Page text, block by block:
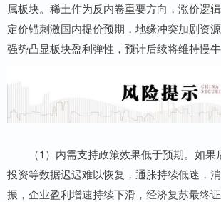
属板块。稀土作为反内卷重要方向，涨价逻
定价锚刺激国内提价预期，地缘冲突加剧资
强势凸显板块盈利弹性，预计后续将维持慢牛
（1）内需支持政策效果低于预期。如果
投资等数据迟迟难以恢复，通胀持续低迷，
振，企业盈利增速持续下滑，经济复苏最终